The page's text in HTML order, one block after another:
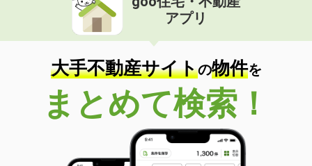
アプリ
大手不動産サイトの物件を
まとめて検索！